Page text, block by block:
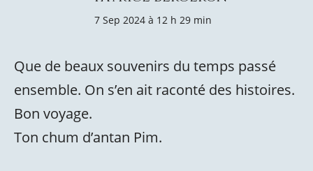
7 Sep 2024 à 12 h 29 min
Que de beaux souvenirs du temps passé
ensemble. On s’en ait raconté des histoires.
Bon voyage.
Ton chum d’antan Pim.